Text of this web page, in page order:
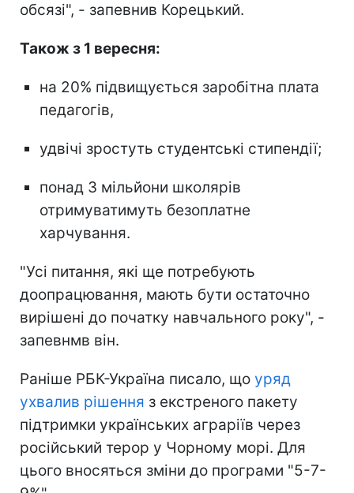
обсязі", - запевнив Корецький.
Також з 1 вересня:
на 20% підвищується заробітна плата
педагогів,
удвічі зростуть студентські стипендії;
понад 3 мільйони школярів
отримуватимуть безоплатне
харчування.
"Усі питання, які ще потребують
доопрацювання, мають бути остаточно
вирішені до початку навчального року", -
запевнмв він.
Раніше РБК-Україна писало, що уряд
ухвалив рішення з екстреного пакету
підтримки українських аграріїв через
російський терор у Чорному морі. Для
цього вносяться зміни до програми "5-7-